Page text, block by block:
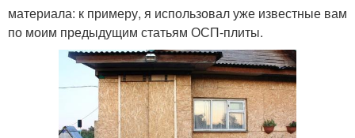
материала: к примеру, я использовал уже известные вам
по моим предыдущим статьям ОСП-плиты.